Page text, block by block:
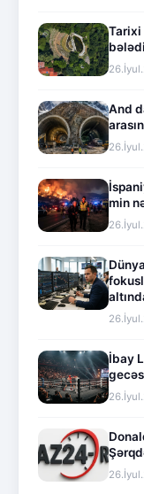
Tarixi
And
min
İbay